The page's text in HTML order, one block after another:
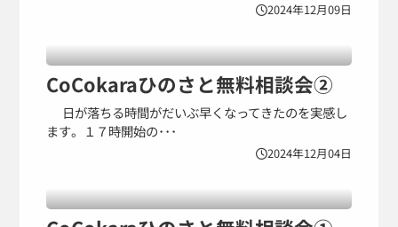
2024年12月09日
CoCokaraひのさと無料相談会②
2024年12月04日
日が落ちる時間がだいぶ早くなってきたのを実感し
ます。 １７時開始の･･･